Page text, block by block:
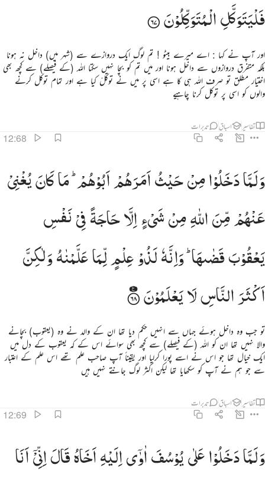
فَلْیَتَوَكَّلِالْمُتَوَكِّلُوْنَ
اور آپ نے کہا : اے میرے بیٹو ! تم لوگ ایک دروازے سے (شہر میں) داخل نہ ہونا
بلکہ متفرق دروازوں سے داخل ہونا اور میں تم کو بچا نہیں سکتا اللہ (کے فیصلے) سے کچھ بھی
اختیار مطلق تو صرف اللہ ہی کا ہے اسی پر میں نے توکلّ کیا ہے اور تمام توکل کرنے
والوں کو اسی پر توکل کرنا چاہیے
تفاسیر اسباق تدبرات
12:68
ولما دخلوا من حيث امرهم ابوهم ما كان يغني عنهم من الله من شيء الا حاجة في نفس يعقوب قضاها وانه لذو
وَلَمَّا دَخَلُوا۟ مِنْ حَيْثُ أَمَرَهُمْ أَبُوهُم مَّا كَانَ يُغْنِى عَنْهُم مِّنَ ٱللَّهِ مِن شَىْءٍ إِلَّا حَاجَةًۭ فِى نَفْسِ يَعْقُوبَ
وَلَمَّادَخَلُوْامِنْحَیْثُاَمَرَهُمْاَبُوْهُمْ ؕ مَاكَانَیُغْنِیْ
عَنْهُمْمِّنَاللّٰهِمِنْشَیْءٍاِلَّاحَاجَةًفِیْنَفْسِ
یَعْقُوْبَقَضٰىهَا ؕ وَاِنَّهٗلَذُوْعِلْمٍلِّمَاعَلَّمْنٰهُوَلٰكِنَّ
اَكْثَرَالنَّاسِلَایَعْلَمُوْنَ
تو جب وہ داخل ہوئے جہاں سے انہیں حکم دیا تھا ان کے والد نے وہ (یعقوب) بچانے
والا نہیں تھا ان کو اللہ (کے فیصلے) سے کچھ بھی سوائے اس کے کہ یعقوب کے دل میں
ایک خیال تھا جو اس نے اسے پورا کرلیا اور یقیناً آپ صاحب علم تھے اس علم کے اعتبار
سے جو ہم نے آپ کو سکھایا تھا لیکن اکثر لوگ جانتے نہیں ہیں
تفاسیر اسباق تدبرات
12:69
ولما دخلوا على يوسف اوى اليه اخاه قال اني انا اخوك فلا تبتيس بما كانوا يعملون ٦٩
وَلَمَّا دَخَلُوا۟ عَلَىٰ يُوسُفَ ءَاوَىٰٓ إِلَيْهِ أَخَاهُ ۖ قَالَ إِنِّىٓ أَنَا۠ أَخُوكَ فَلَا تَبْتَئِسْ بِمَا كَانُوا۟ يَعْمَلُونَ ٦٩
وَلَمَّادَخَلُوْاعَلٰییُوْسُفَاٰوٰۤیاِلَیْهِاَخَاهُقَالَاِنِّیْۤاَنَا